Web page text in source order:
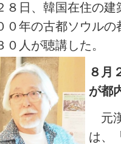
８日、韓国在住の
０年の古都ソウル
０人が聴講した。
８月
が都
元
は、